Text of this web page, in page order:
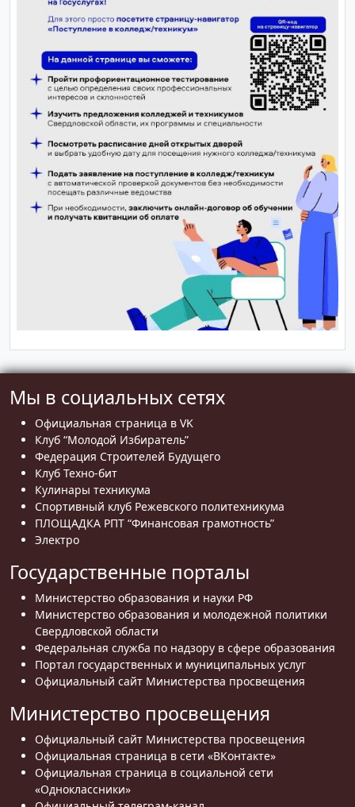
Мы в социальных сетях
Официальная страница в VK
Клуб “Молодой Избиратель”
Федерация Строителей Будущего
Клуб Техно-бит
Кулинары техникума
Спортивный клуб Режевского политехникума
ПЛОЩАДКА РПТ “Финансовая грамотность”
Электро
Государственные порталы
Министерство образования и науки РФ
Министерство образования и молодежной политики
Свердловской области
Федеральная служба по надзору в сфере образования
Портал государственных и муниципальных услуг
Официальный сайт Министерства просвещения
Министерство просвещения
Официальный сайт Министерства просвещения
Официальная страница в сети «ВКонтакте»
Официальная страница в социальной сети
«Одноклассники»